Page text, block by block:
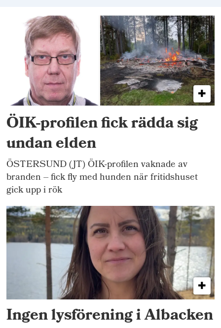
ÖIK-profilen fick rädda sig
undan elden
ÖSTERSUND (JT) ÖIK-profilen vaknade av
branden – fick fly med hunden när fritidshuset
gick upp i rök
Ingen lysförening i Albacken